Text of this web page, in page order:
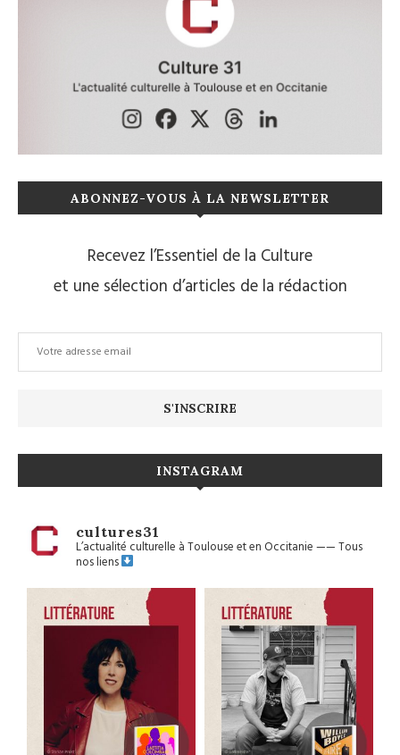
ABONNEZ-VOUS À LA NEWSLETTER
Recevez l’Essentiel de la Culture
et une sélection d’articles de la rédaction
INSTAGRAM
cultures31
L’actualité culturelle à Toulouse et en Occitanie——Tous
nos liens